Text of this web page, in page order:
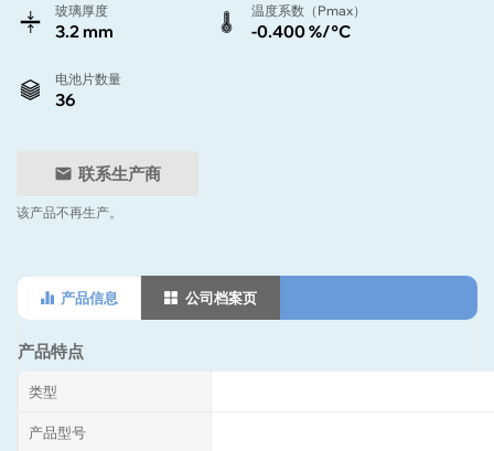
玻璃厚度
3.2 mm
温度系数（Pmax）
-0.400 %/°C
电池片数量
36
联系生产商
该产品不再生产。
产品信息 公司档案页
产品特点
类型
产品型号